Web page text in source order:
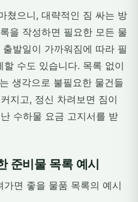
쳤으니, 대략적인 짐 싸는 방
을 작성하면 필요한 모든 물
발일이 가까워짐에 따라 필
수도 있습니다. 목록 없이
생각으로 불필요한 물건들
지고, 정신 차려보면 짐이
수하물 요금 고지서를 받
준비물 목록 예시
면 좋을 물품 목록의 예시